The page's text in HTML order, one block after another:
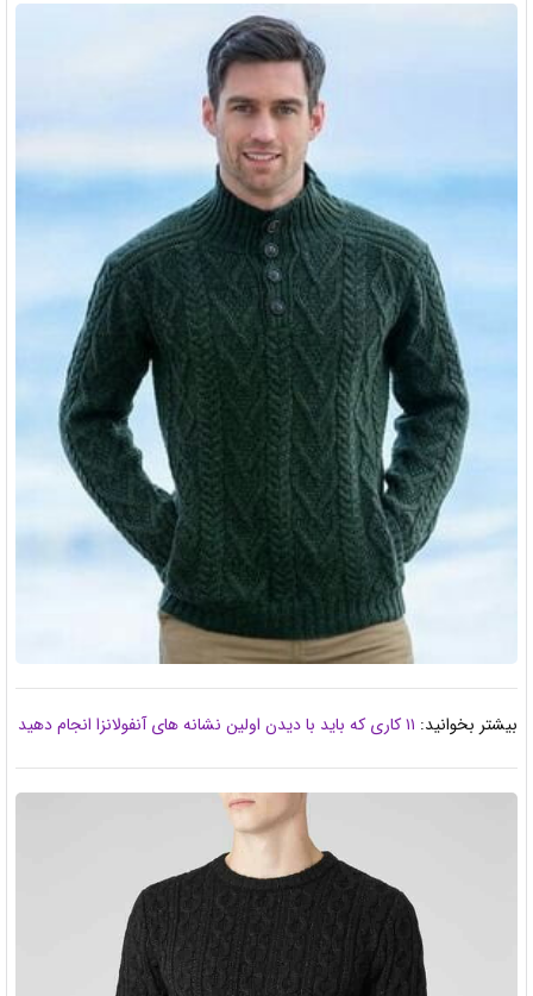
بیشتر بخوانید: ۱۱ کاری که باید با دیدن اولین نشانه های آنفولانزا انجام دهید